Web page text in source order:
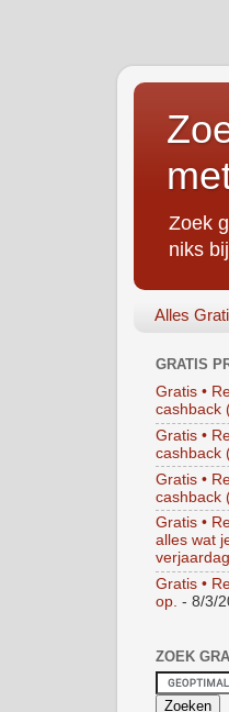
Zoek
niks
Alles
GRATIS
Gratis •
cashback
Gratis •
cashback
Gratis •
cashback
Gratis •
alles wat
verjaardag
Gratis •
op. - 8/3/
ZOEK